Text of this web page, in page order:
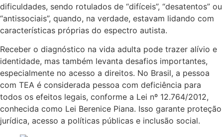
dificuldades, sendo rotulados de “difíceis”, “desatentos” ou
“antissociais”, quando, na verdade, estavam lidando com
características próprias do espectro autista.
Receber o diagnóstico na vida adulta pode trazer alívio e
identidade, mas também levanta desafios importantes,
especialmente no acesso a direitos. No Brasil, a pessoa
com TEA é considerada pessoa com deficiência para
todos os efeitos legais, conforme a Lei nº 12.764/2012,
conhecida como Lei Berenice Piana. Isso garante proteção
jurídica, acesso a políticas públicas e inclusão social.